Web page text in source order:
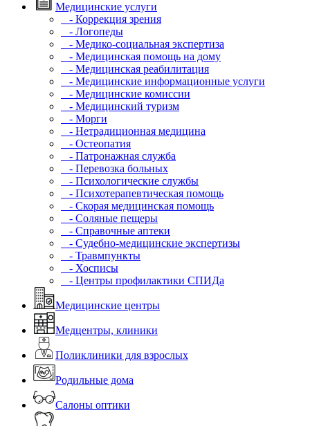
Медицинские услуги
- Коррекция зрения
- Логопеды
- Медико-социальная экспертиза
- Медицинская помощь на дому
- Медицинская реабилитация
- Медицинские информационные услуги
- Медицинские комиссии
- Медицинский туризм
- Морги
- Нетрадиционная медицина
- Остеопатия
- Патронажная служба
- Перевозка больных
- Психологические службы
- Психотерапевтическая помощь
- Скорая медицинская помощь
- Соляные пещеры
- Справочные аптеки
- Судебно-медицинские экспертизы
- Травмпункты
- Хосписы
- Центры профилактики СПИДа
Медицинские центры
Медцентры, клиники
Поликлиники для взрослых
Родильные дома
Салоны оптики